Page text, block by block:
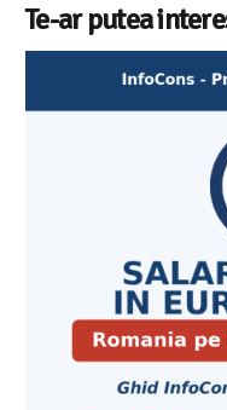
Te-ar putea
Cele mai bune masini
Aplicatia InfoCons